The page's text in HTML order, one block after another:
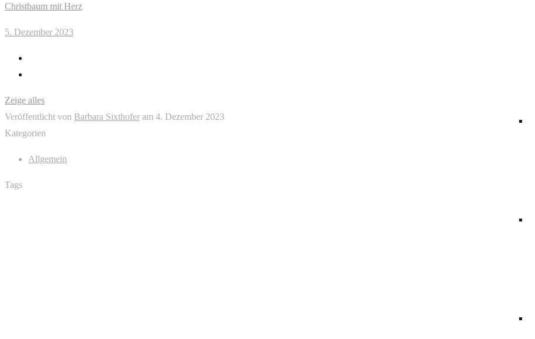
Christbaum mit Herz
5. Dezember 2023
Zeige alles
Veröffentlicht von Barbara Sixthofer am 4. Dezember 2023
Kategorien
Allgemein
Tags